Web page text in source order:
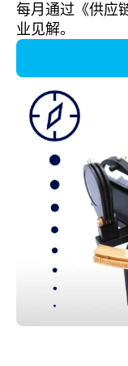
每月通过《供应
业见解。